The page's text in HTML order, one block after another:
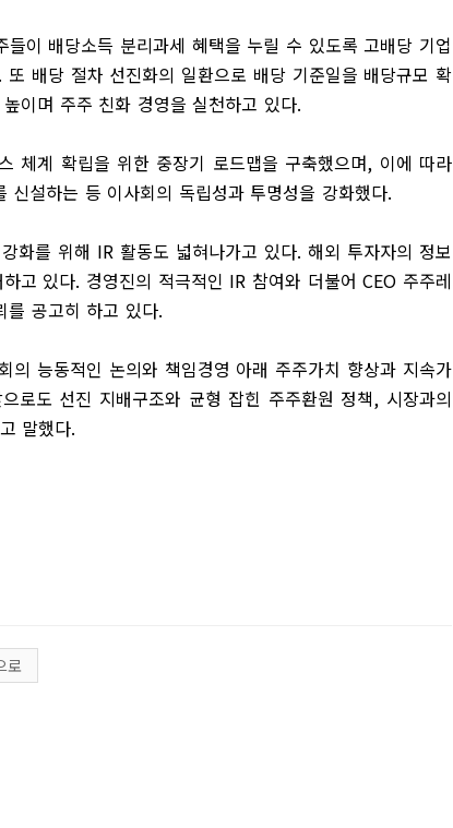
들이 배당소득 분리과세 혜택을 누릴 수 있도록 고배당 기업
. 또 배당 절차 선진화의 일환으로 배당 기준일을 배당규모 확
이며 주주 친화 경영을 실천하고 있다.
체계 확립을 위한 중장기 로드맵을 구축했으며, 이에 따라
신설하는 등 이사회의 독립성과 투명성을 강화했다.
화를 위해 IR 활동도 넓혀나가고 있다. 해외 투자자의 정보
고 있다. 경영진의 적극적인 IR 참여와 더불어CEO 주주레
를 공고히 하고 있다.
의 능동적인 논의와 책임경영 아래 주주가치 향상과 지속가
으로도 선진 지배구조와 균형 잡힌 주주환원 정책, 시장과의
고 말했다.
로